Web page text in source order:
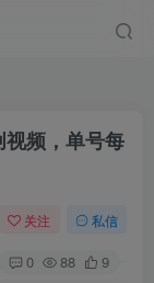
频，单号每
关注 私信
0 88 9